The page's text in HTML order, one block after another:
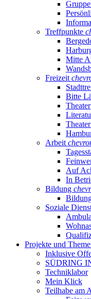
Treffpunkte
Mitte
Freizeit
Bitte
Arbeit
Auf
In
Bildung
Soziale
Projekte und
Inklusive
SÜDRING
Techniklabor
Mein Klick
Teilhabe am